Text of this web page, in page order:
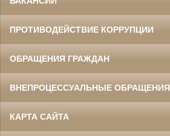
ПРОТИВОДЕЙСТВИЕ КОРРУПЦИИ
ОБРАЩЕНИЯ ГРАЖДАН
ВНЕПРОЦЕССУАЛЬНЫЕ ОБРАЩЕНИЯ
КАРТА САЙТА